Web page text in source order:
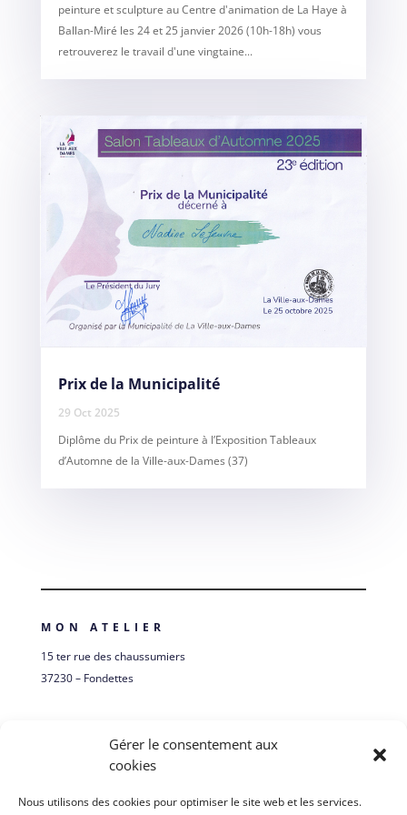
Gérer le consentement aux
cookies
Nous utilisons des cookies pour optimiser le site web et les services.
peinture et sculpture au Centre d'animation de La Haye à
Ballan-Miré les 24 et 25 janvier 2026 (10h-18h) vous
retrouverez le travail d'une vingtaine...
Prix de la Municipalité
29 Oct 2025
Diplôme du Prix de peinture à l’Exposition Tableaux
d’Automne de la Ville-aux-Dames (37)
MON ATELIER
15 ter rue des chaussumiers
37230 – Fondettes